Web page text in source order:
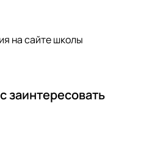
на сайте школы
заинтересовать